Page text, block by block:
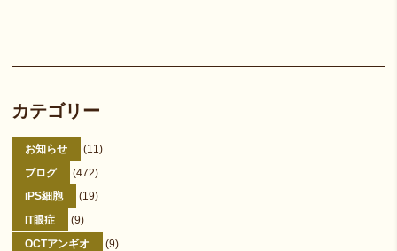
カテゴリー
お知らせ
(11)
ブログ
(472)
iPS細胞
(19)
IT眼症
(9)
OCTアンギオ
(9)